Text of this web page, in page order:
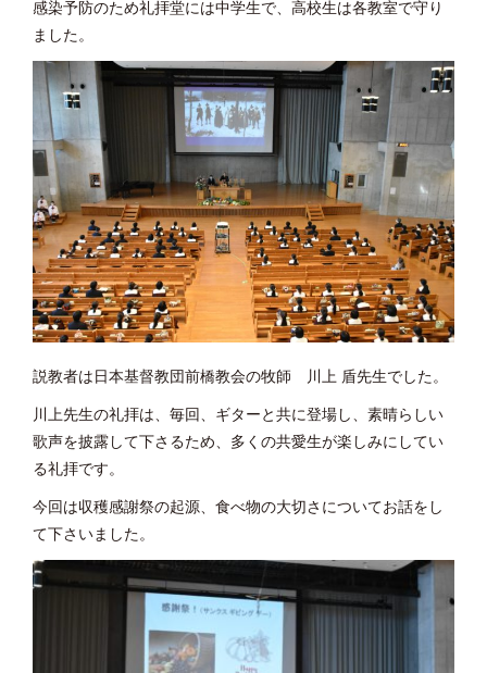
感染予防のため礼拝堂には中学生で、高校生は各教室で守り
ました。
説教者は日本基督教団前橋教会の牧師 川上 盾先生でした。
川上先生の礼拝は、毎回、ギターと共に登場し、素晴らしい
歌声を披露して下さるため、多くの共愛生が楽しみにしてい
る礼拝です。
今回は収穫感謝祭の起源、食べ物の大切さについてお話をし
て下さいました。